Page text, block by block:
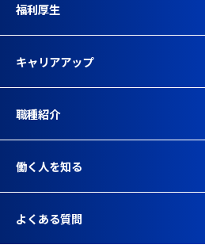
福利厚生
キャリアアップ
職種紹介
働く人を知る
よくある質問